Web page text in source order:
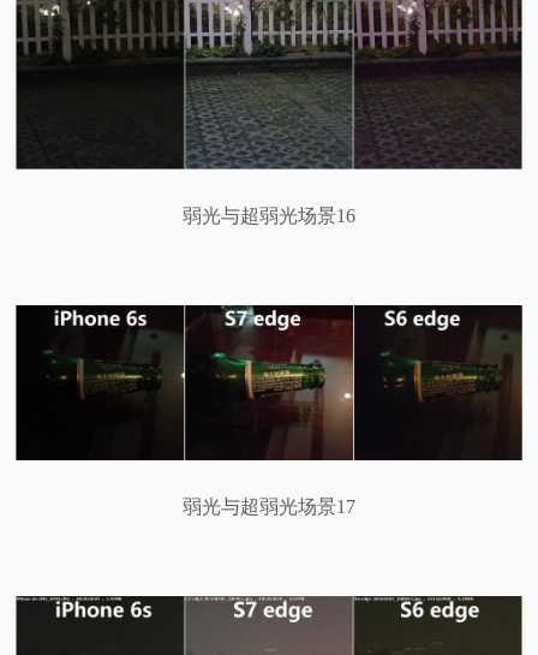
弱光与超弱光场景16
弱光与超弱光场景17